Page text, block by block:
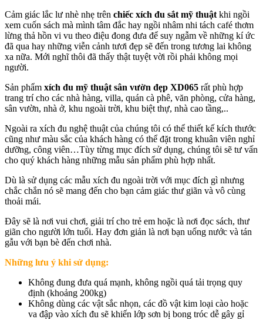
Cảm giác lắc lư nhè nhẹ trên chiếc xích đu sắt mỹ thuật khi ngồi
xem cuốn sách mà mình tâm đắc hay ngồi nhâm nhi tách café thơm
lừng thả hồn vi vu theo điệu đong đưa để suy ngẫm về những kí ức
đã qua hay những viễn cảnh tươi đẹp sẽ đến trong tương lai không
xa nữa. Mới nghĩ thôi đã thấy thật tuyệt vời rồi phải không mọi
người.
Sản phẩm xích đu mỹ thuật sân vườn đẹp XD065 rất phù hợp
trang trí cho các nhà hàng, villa, quán cà phê, văn phòng, cửa hàng,
sân vườn, nhà ở, khu ngoài trời, khu biệt thự, nhà cao tầng,..
Ngoài ra xích đu nghệ thuật của chúng tôi có thể thiết kế kích thước
cũng như màu sắc của khách hàng có thể đặt trong khuân viên nghỉ
dưỡng, công viên…Tùy từng mục đích sử dụng, chúng tôi sẽ tư vấn
cho quý khách hàng những mẫu sản phẩm phù hợp nhất.
Dù là sử dụng các mẫu xích đu ngoài trời với mục đích gì nhưng
chắc chắn nó sẽ mang đến cho bạn cảm giác thư giãn và vô cùng
thoải mái.
Đây sẽ là nơi vui chơi, giải trí cho trẻ em hoặc là nơi đọc sách, thư
giãn cho người lớn tuổi. Hay đơn giản là nơi bạn uống nước và tán
gẫu với bạn bè đến chơi nhà.
Những lưu ý khi sử dụng:
Không đung đưa quá mạnh, không ngồi quá tải trọng quy
định (khoảng 200kg)
Không dùng các vật sắc nhọn, các đồ vật kim loại cào hoặc
va đập vào xích đu sẽ khiến lớp sơn bị bong tróc dễ gây gỉ